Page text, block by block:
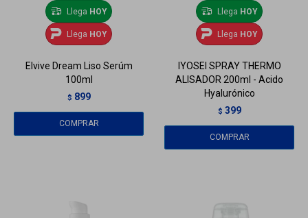
Llega HOY
Llega HOY
Elvive Dream Liso Serúm
100ml
$ 899
Llega HOY
Llega HOY
IYOSEI SPRAY THERMO
ALISADOR 200ml - Acido
Hyalurónico
$ 399